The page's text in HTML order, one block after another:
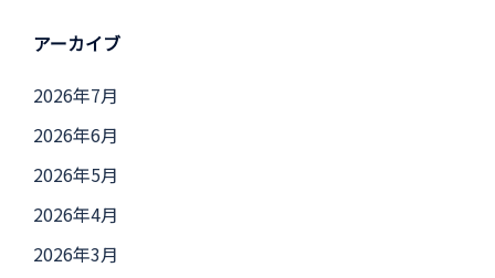
アーカイブ
2026年7月
2026年6月
2026年5月
2026年4月
2026年3月